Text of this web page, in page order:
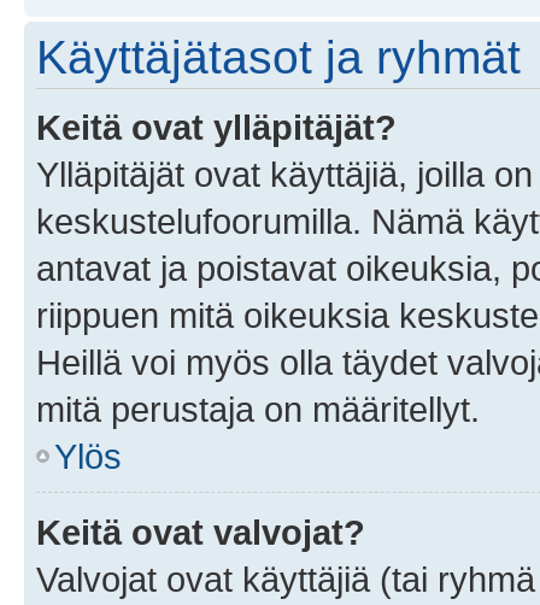
Käyttäjätasot ja ryhmät
Keitä ovat ylläpitäjät?
Ylläpitäjät ovat käyttäjiä, joilla
keskustelufoorumilla. Nämä
antavat ja poistavat oikeuksia,
riippuen mitä oikeuksia
Heillä voi myös olla täydet
mitä perustaja on määritellyt.
Ylös
Keitä ovat valvojat?
Valvojat ovat käyttäjiä (tai